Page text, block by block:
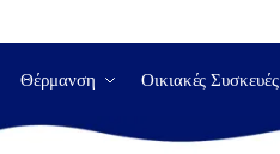
Θέρμανση Οικιακές Συσκευές